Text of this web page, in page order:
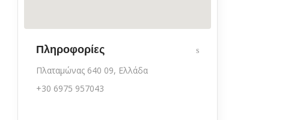
Πληροφορίες
Πλαταμώνας 640 09, Ελλάδα
+30 6975 957043